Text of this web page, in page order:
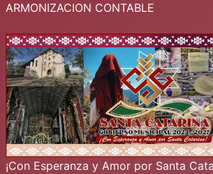
ARMONIZACION CONTABLE
¡Con Esperanza y Amor por Santa